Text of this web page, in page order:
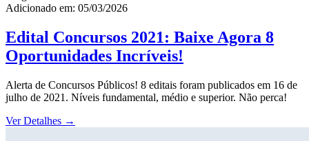
Adicionado em: 05/03/2026
Edital Concursos 2021: Baixe Agora 8
Oportunidades Incríveis!
Alerta de Concursos Públicos! 8 editais foram publicados em 16 de
julho de 2021. Níveis fundamental, médio e superior. Não perca!
Ver Detalhes →